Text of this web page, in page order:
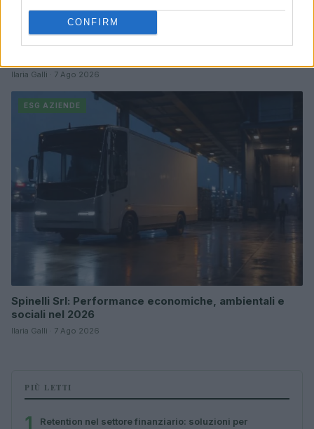
CONFIRM
Ilaria Galli · 7 Ago 2026
ESG AZIENDE
Spinelli Srl: Performance economiche, ambientali e
sociali nel 2026
Ilaria Galli · 7 Ago 2026
PIÙ LETTI
1
Retention nel settore finanziario: soluzioni per